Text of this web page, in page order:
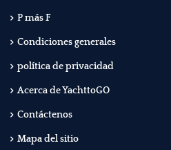
P más F
Condiciones generales
política de privacidad
Acerca de YachttoGO
Contáctenos
Mapa del sitio